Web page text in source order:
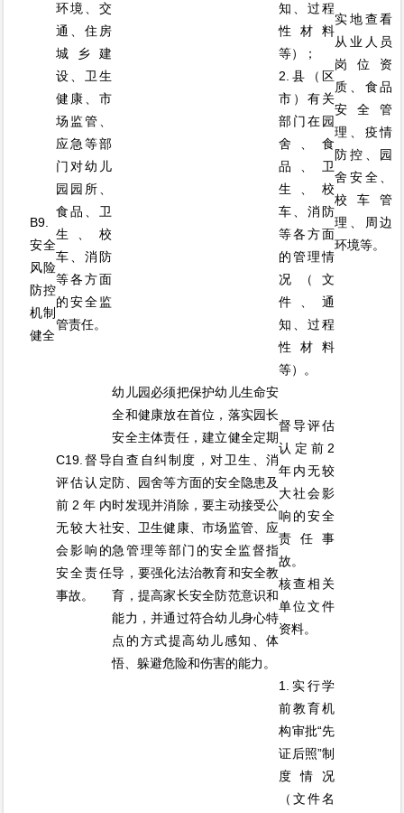
B9.
安全
风险
防控
机制
健全
环境、交
通、住房
城乡建
设、卫生
健康、市
场监管、
应急等部
门对幼儿
园园所、
食品、卫
生、校
车、消防
等各方面
的安全监
管责任。
知、过程
性材料
等）；
2.县（区
市）有关
部门在园
舍、食
品、卫
生、校
车、消防
等各方面
的管理情
况（文
件、通
知、过程
性材料
等）。
实地查看
从业人员
岗位资
质、食品
安全管
理、疫情
防控、园
舍安全、
校车管
理、周边
环境等。
C19.督导
评估认定
前2年内
无较大社
会影响的
安全责任
事故。
幼儿园必须把保护幼儿生命安
全和健康放在首位，落实园长
安全主体责任，建立健全定期
自查自纠制度，对卫生、消
防、园舍等方面的安全隐患及
时发现并消除，要主动接受公
安、卫生健康、市场监管、应
急管理等部门的安全监督指
导，要强化法治教育和安全教
育，提高家长安全防范意识和
能力，并通过符合幼儿身心特
点的方式提高幼儿感知、体
悟、躲避危险和伤害的能力。
督导评估
认定前2
年内无较
大社会影
响的安全
责任事
故。
核查相关
单位文件
资料。
1.实行学
前教育机
构审批“先
证后照”制
度情况
（文件名